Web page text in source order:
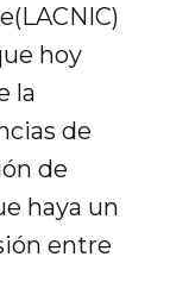
hoy
la
de
de
haya un
entre